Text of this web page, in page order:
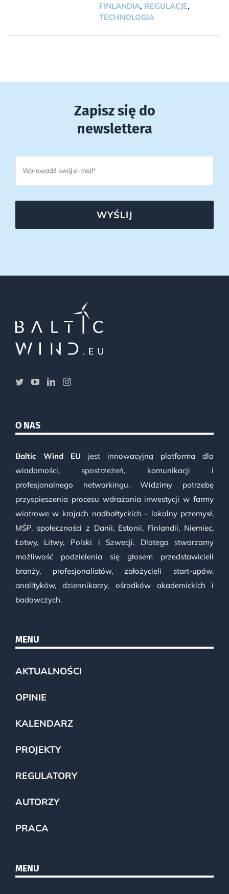
FINLANDIA, REGULACJE,
TECHNOLOGIA
Zapisz się do
newslettera
WYŚLIJ
O NAS
Baltic Wind EU jest innowacyjną platformą dla
wiadomości, spostrzeżeń, komunikacji i
profesjonalnego networkingu. Widzimy potrzebę
przyspieszenia procesu wdrażania inwestycji w farmy
wiatrowe w krajach nadbałtyckich - lokalny przemysł,
MŚP, społeczności z Danii, Estonii, Finlandii, Niemiec,
Łotwy, Litwy, Polski i Szwecji. Dlatego stwarzamy
możliwość podzielenia się głosem przedstawicieli
branży, profesjonalistów, założycieli start-upów,
analityków, dziennikarzy, ośrodków akademickich i
badawczych.
MENU
AKTUALNOŚCI
OPINIE
KALENDARZ
PROJEKTY
REGULATORY
AUTORZY
PRACA
MENU